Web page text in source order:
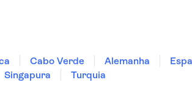
Cabo Verde Alemanha
Singapura
Turquia